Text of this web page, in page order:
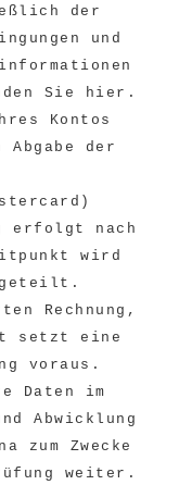
der
und
Sie hier .
Kontos
der
erfolgt nach
wird
Rechnung,
setzt eine
voraus.
Daten im
Abwicklung
zum Zwecke
weiter.